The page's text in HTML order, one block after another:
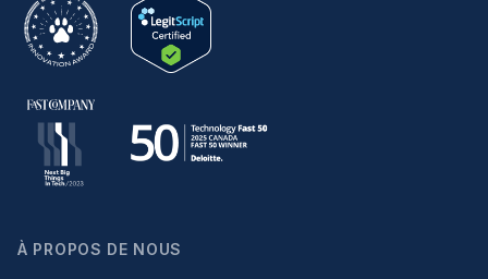
À PROPOS DE NOUS